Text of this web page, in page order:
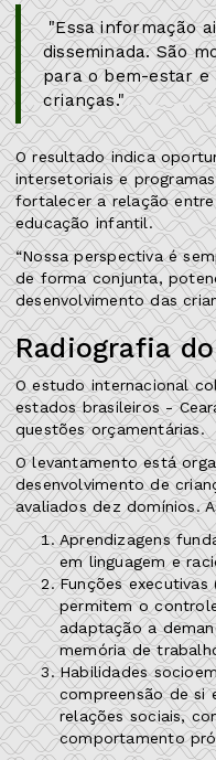
"Essa informação
disseminada. São
para o bem-estar e
crianças."
O resultado indica
intersetoriais e
fortalecer a relação
educação infantil.
“Nossa perspectiva é
de forma conjunta,
desenvolvimento das
Radiografia
O estudo internacional
estados brasileiros -
questões orçamentárias.
O levantamento está
desenvolvimento de
avaliados dez domínios.
Aprendizagens
em linguagem e
Funções
permitem o
adaptação a
memória de
Habilidades
compreensão de si
relações sociais,
comportamento